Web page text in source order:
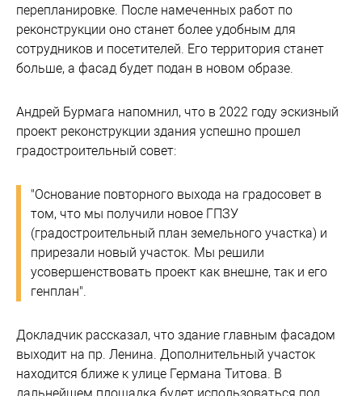
перепланировке. После намеченных работ по
реконструкции оно станет более удобным для
сотрудников и посетителей. Его территория станет
больше, а фасад будет подан в новом образе.
Андрей Бурмага напомнил, что в 2022 году эскизный
проект реконструкции здания успешно прошел
градостроительный совет:
"Основание повторного выхода на градосовет в
том, что мы получили новое ГПЗУ
(градостроительный план земельного участка) и
прирезали новый участок. Мы решили
усовершенствовать проект как внешне, так и его
генплан".
Докладчик рассказал, что здание главным фасадом
выходит на пр. Ленина. Дополнительный участок
находится ближе к улице Германа Титова. В
дальнейшем площадка будет использоваться под